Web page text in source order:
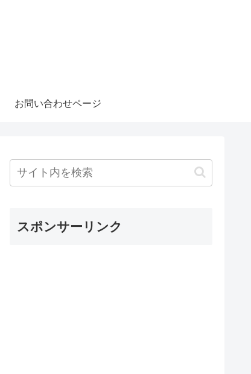
お問い合わせページ
スポンサーリンク